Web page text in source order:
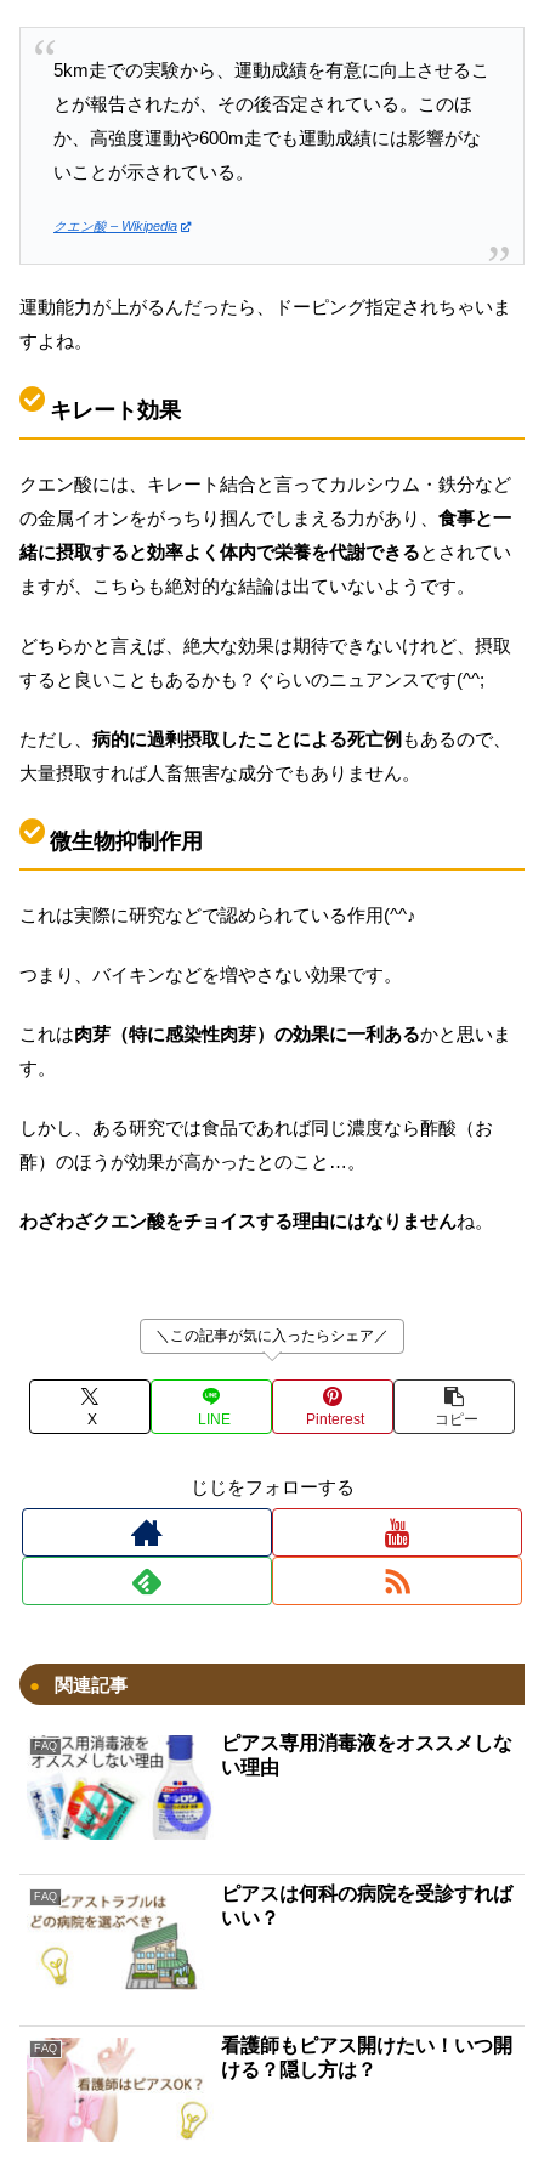
5km走での実験から、運動成績を有意に向上させるこ
とが報告されたが、その後否定されている。このほ
か、高強度運動や600m走でも運動成績には影響がな
いことが示されている。
クエン酸 – Wikipedia
運動能力が上がるんだったら、ドーピング指定されちゃいま
すよね。
キレート効果
クエン酸には、キレート結合と言ってカルシウム・鉄分など
の金属イオンをがっちり掴んでしまえる力があり、 食事と一
緒に摂取すると効率よく体内で栄養を代謝できるとされてい
ますが、こちらも絶対的な結論は出ていないようです。
どちらかと言えば、絶大な効果は期待できないけれど、摂取
すると良いこともあるかも？ぐらいのニュアンスです(^^;
ただし、 病的に過剰摂取したことによる死亡例 もあるので、
大量摂取すれば人畜無害な成分でもありません。
微生物抑制作用
これは実際に研究などで認められている作用(^^♪
つまり、バイキンなどを増やさない効果です。
これは肉芽（特に感染性肉芽）の効果に一利あるかと思いま
す。
しかし、ある研究では食品であれば同じ濃度なら酢酸（お
酢）のほうが効果が高かったとのこと…。
わざわざクエン酸をチョイスする理由にはなりませんね。
＼この記事が気に入ったらシェア／
X LINE Pinterest コピー
じじをフォローする
関連記事
FAQ
ピアス専用消毒液をオススメしな
い理由
FAQ
ピアスは何科の病院を受診すれば
いい？
FAQ
看護師もピアス開けたい！いつ開
ける？隠し方は？